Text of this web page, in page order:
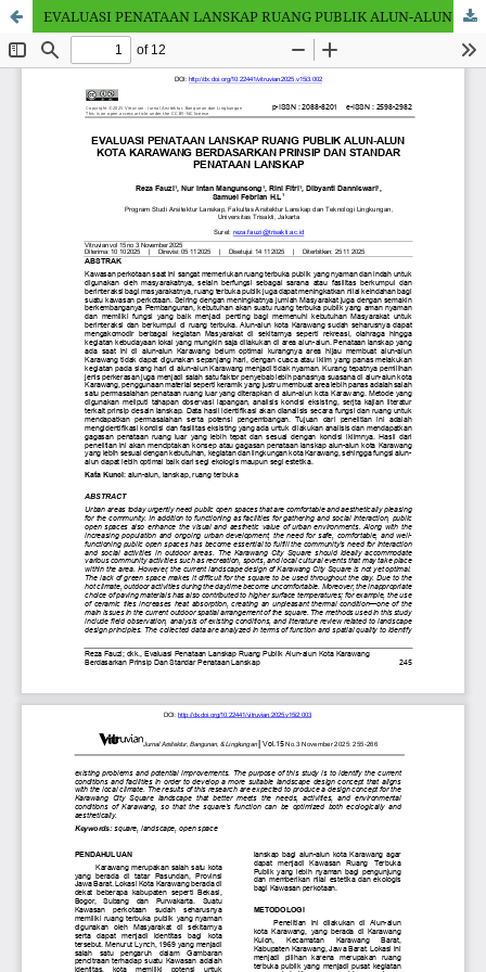
EVALUASI PENATAAN LANSKAP RUANG PUBLIK ALUN-ALUN KOTA KARAWANG BERDASARKAN PRINSIP DAN STANDAR PENATAAN LANSKAP